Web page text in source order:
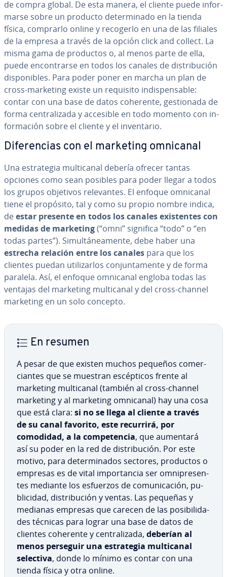
de compra global. De esta manera, el cliente puede in­fo­r­
mar­se sobre un producto de­te­r­mi­na­do en la tienda
física, comprarlo online y recogerlo en una de las filiales
de la empresa a través de la opción click and collect. La
misma gama de productos o, al menos parte de ella,
puede en­co­n­trar­se en todos los canales de di­s­tri­bu­ción
di­s­po­ni­bles. Para poder poner en marcha un plan de
cross-marketing existe un requisito in­di­s­pe­n­sa­ble:
contar con una base de datos coherente, ge­s­tio­na­da de
forma ce­n­tra­li­za­da y accesible en todo momento con in­
fo­r­ma­ción sobre el cliente y el in­ve­n­ta­rio.
Di­fe­re­n­cias con el marketing omnicanal
Una es­tra­te­gia mu­l­ti­ca­nal debería ofrecer tantas
opciones como sean posibles para poder llegar a todos
los grupos objetivos re­le­va­n­tes. El enfoque omnicanal
tiene el propósito, tal y como su propio nombre indica,
deestar presente en todos los canales exi­s­te­n­tes con
medidas de marketing(“omni” significa “todo” o “en
todas partes”). Si­mu­l­tá­nea­me­n­te, debe haber una
estrecha relación entre los canales para que los
clientes puedan uti­li­zar­los co­n­ju­n­ta­me­n­te y de forma
paralela. Así, el enfoque omnicanal engloba todas las
ventajas del marketing mu­l­ti­ca­nal y del cross-channel
marketing en un solo concepto.
En resumen
A pesar de que existen muchos pequeños co­me­r­
cia­n­tes que se muestran es­cé­p­ti­cos frente al
marketing mu­l­ti­ca­nal (también al cross-channel
marketing y al marketing omnicanal) hay una cosa
que está clara: si no se llega al cliente a través
de su canal favorito, este recurrirá, por
comodidad, a la co­m­pe­te­n­cia, que aumentará
así su poder en la red de di­s­tri­bu­ción. Por este
motivo, para de­te­r­mi­na­dos sectores, productos o
empresas es de vital im­po­r­ta­n­cia ser om­ni­pre­se­n­
tes mediante los esfuerzos de co­mu­ni­ca­ción, pu­
bli­ci­dad, di­s­tri­bu­ción y ventas. Las pequeñas y
medianas empresas que carecen de las po­si­bi­li­da­
des técnicas para lograr una base de datos de
clientes coherente y ce­n­tra­li­za­da, deberían al
menos perseguir una es­tra­te­gia mu­l­ti­ca­nal
selectiva, donde lo mínimo es contar con una
tienda física y otra online.